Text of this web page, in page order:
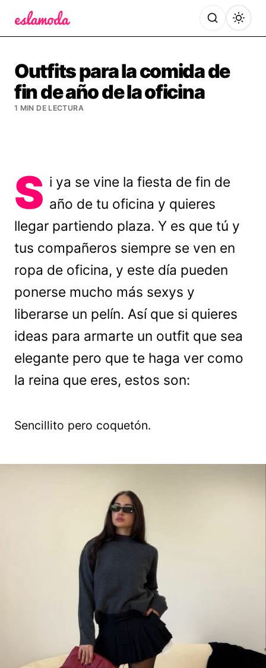
Outfits para la comida de
fin de año de la oficina
1 MIN DE LECTURA
S i ya se vine la fiesta de fin de
año de tu oficina y quieres
llegar partiendo plaza. Y es que tú y
tus compañeros siempre se ven en
ropa de oficina, y este día pueden
ponerse mucho más sexys y
liberarse un pelín. Así que si quieres
ideas para armarte un outfit que sea
elegante pero que te haga ver como
la reina que eres, estos son:
Sencillito pero coquetón.